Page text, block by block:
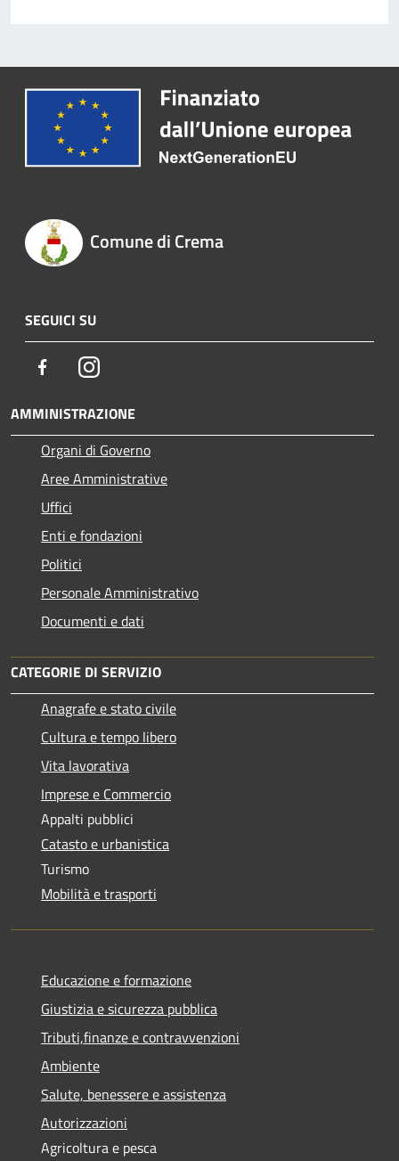
Comune di Crema
SEGUICI SU
FacebookInstagram
AMMINISTRAZIONE
Organi di Governo
Aree Amministrative
Uffici
Enti e fondazioni
Politici
Personale Amministrativo
Documenti e dati
CATEGORIE DI SERVIZIO
Anagrafe e stato civile
Cultura e tempo libero
Vita lavorativa
Imprese e Commercio
Appalti pubblici
Catasto e urbanistica
Turismo
Mobilità e trasporti
Educazione e formazione
Giustizia e sicurezza pubblica
Tributi,finanze e contravvenzioni
Ambiente
Salute, benessere e assistenza
Autorizzazioni
Agricoltura e pesca